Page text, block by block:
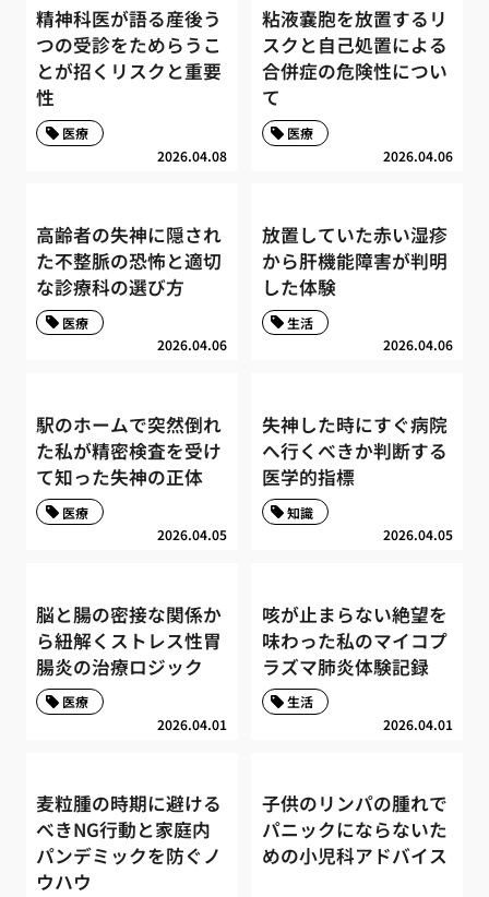
精神科医が語る産後う
つの受診をためらうこ
とが招くリスクと重要
性
2026.04.08
医療
粘液嚢胞を放置するリ
スクと自己処置による
合併症の危険性につい
て
2026.04.06
医療
高齢者の失神に隠され
た不整脈の恐怖と適切
な診療科の選び方
2026.04.06
医療
放置していた赤い湿疹
から肝機能障害が判明
した体験
2026.04.06
生活
駅のホームで突然倒れ
た私が精密検査を受け
て知った失神の正体
2026.04.05
医療
失神した時にすぐ病院
へ行くべきか判断する
医学的指標
2026.04.05
知識
脳と腸の密接な関係か
ら紐解くストレス性胃
腸炎の治療ロジック
2026.04.01
医療
咳が止まらない絶望を
味わった私のマイコプ
ラズマ肺炎体験記録
2026.04.01
生活
麦粒腫の時期に避ける
べきNG行動と家庭内
パンデミックを防ぐノ
ウハウ
子供のリンパの腫れで
パニックにならないた
めの小児科アドバイス